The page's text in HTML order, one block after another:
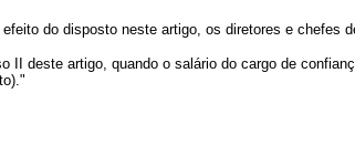
do disposto neste artigo, os diretores e chefes
deste artigo, quando o salário do cargo de